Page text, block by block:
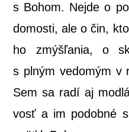
s Bohom. Nej­de o
do­mos­ti, ale o čin,
ho zmýš­ľa­nia, o
s plným vedo­mým v
Sem sa radí aj
vosť a im podob­né